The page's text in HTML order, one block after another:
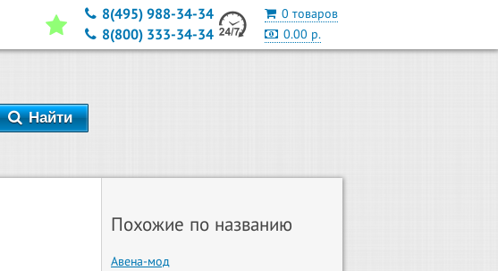
0 товаров
0.00 р.
8(495) 988-34-34
8(800) 333-34-34
Найти
Похожие по названию
Авена-мод